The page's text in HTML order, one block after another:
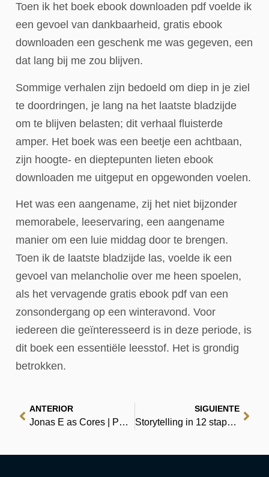
Toen ik het boek ebook downloaden pdf voelde ik
een gevoel van dankbaarheid, gratis ebook
downloaden een geschenk me was gegeven, een
dat lang bij me zou blijven.
Sommige verhalen zijn bedoeld om diep in je ziel
te doordringen, je lang na het laatste bladzijde
om te blijven belasten; dit verhaal fluisterde
amper. Het boek was een beetje een achtbaan,
zijn hoogte- en dieptepunten lieten ebook
downloaden me uitgeput en opgewonden voelen.
Het was een aangename, zij het niet bijzonder
memorabele, leeservaring, een aangename
manier om een luie middag door te brengen.
Toen ik de laatste bladzijde las, voelde ik een
gevoel van melancholie over me heen spoelen,
als het vervagende gratis ebook pdf van een
zonsondergang op een winteravond. Voor
iedereen die geïnteresseerd is in deze periode, is
dit boek een essentiële leesstof. Het is grondig
betrokken.
ANTERIOR
Jonas E as Cores | PDFs para Download Imediato Grátis
SIGUIENTE
Storytelling in 12 stappen : Geniet van gratis literatuur